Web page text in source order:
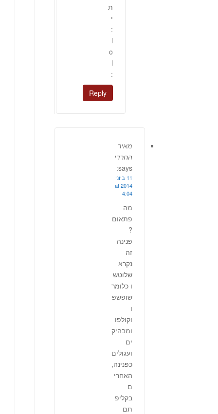
ת
י
:
l
o
l
:
Reply
מאיר
החרדי
says:
11 ביוני
2014 at
4:04
מה
פתאום
?
פנינה
זה
נקרא
שלוטש
ו כלומר
שופשפ
ו
וקולפו
ומבהיק
ים
ועגולים
כפנינה,
האחרי
ם
בקליפ
תם